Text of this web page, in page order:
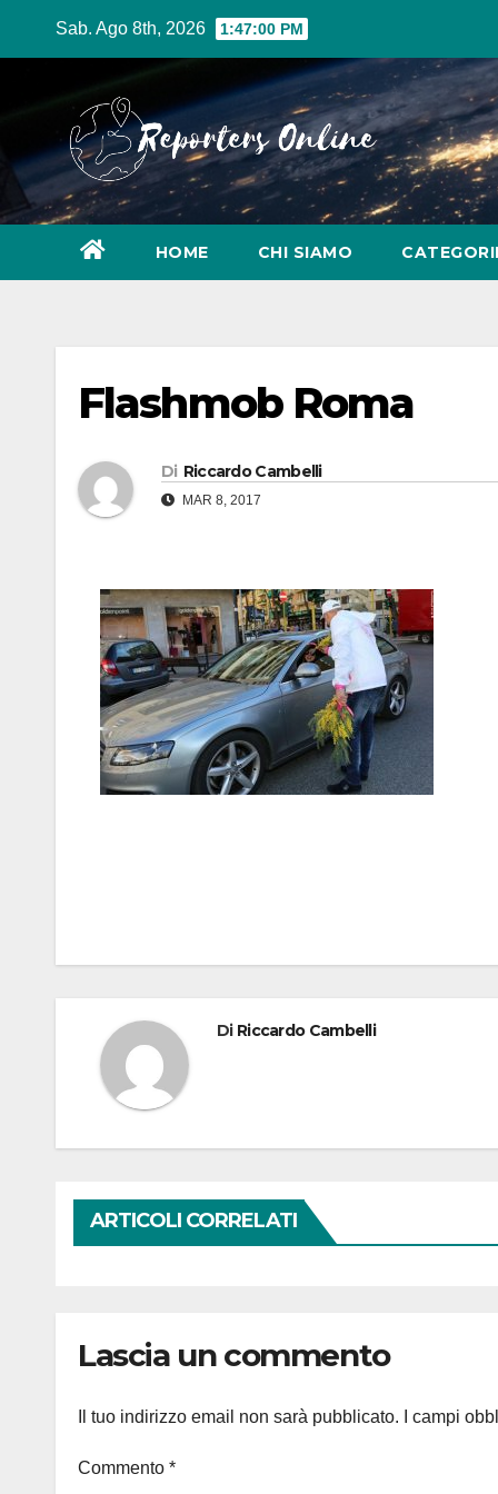
Sab. Ago 8th, 2026 1:47:00 PM
HOME CHI SIAMO
Flashmob Roma
Di Riccardo Cambelli
MAR 8, 2017
Di Riccardo Cambelli
ARTICOLI CORRELATI
Lascia un commento
Il tuo indirizzo email non sarà pubblicato. I campi
Commento *